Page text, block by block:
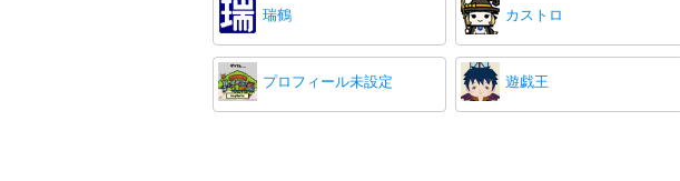
瑞鶴 カストロ
プロフィール未設定 遊戯王